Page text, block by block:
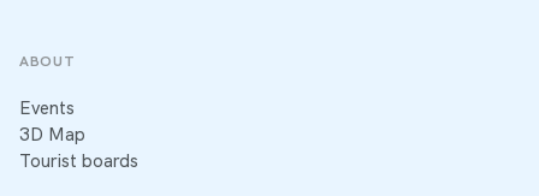
ABOUT
Events
3D Map
Tourist boards